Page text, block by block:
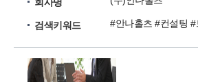
검색키워드